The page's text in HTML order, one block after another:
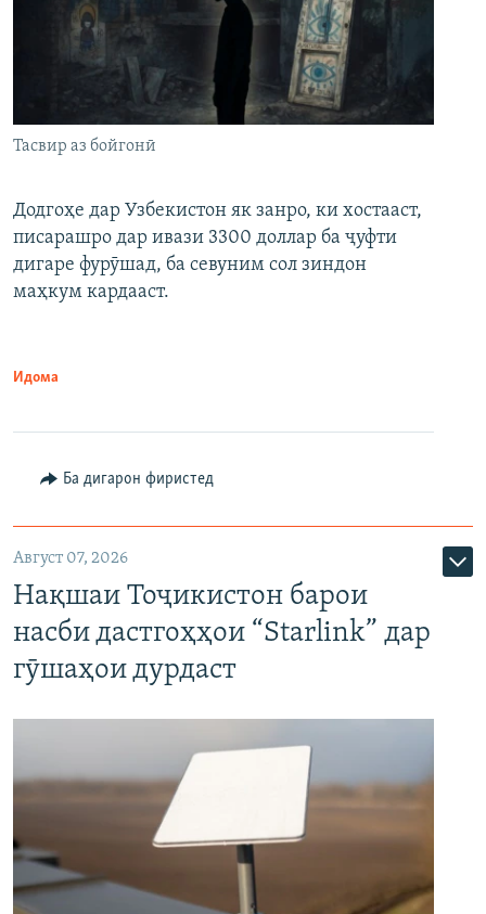
Тасвир аз бойгонӣ
Додгоҳе дар Узбекистон як занро, ки хостааст,
писарашро дар ивази 3300 доллар ба ҷуфти
дигаре фурӯшад, ба севуним сол зиндон
маҳкум кардааст.
Идома
Ба дигарон фиристед
Август 07, 2026
Нақшаи Тоҷикистон барои
насби дастгоҳҳои “Starlink” дар
гӯшаҳои дурдаст